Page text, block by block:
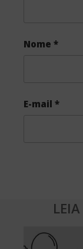
Nome *
E-mail *